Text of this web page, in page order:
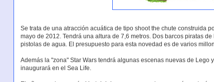
Se trata de una atracción acuática de tipo shoot the chute construida
mayo de 2012. Tendrá una altura de 7,6 metros. Dos barcos piratas
pistolas de agua. El presupuesto para esta novedad es de varios
Además la "zona" Star Wars tendrá algunas escenas nuevas de Lego
inaugurará en el Sea Life.